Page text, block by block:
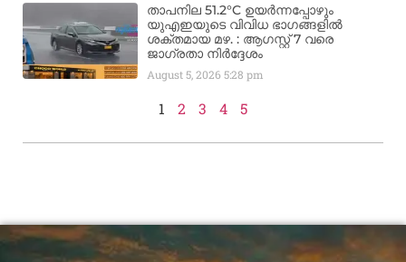
താപനില 51.2°C ഉയർന്നപ്പോഴും
യുഎഇയുടെ വിവിധ ഭാഗങ്ങളിൽ
ശക്തമായ മഴ. : ആഗസ്റ്റ് 7 വരെ
ജാഗ്രതാ നിർദ്ദേശം
August 5, 20265:28 pm
1 2 3 4 5